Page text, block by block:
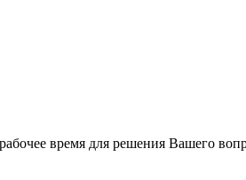
время для решения Вашего